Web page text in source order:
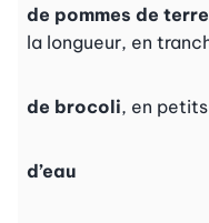
de pommes de terre
la longueur, en
de brocoli, en
d’eau